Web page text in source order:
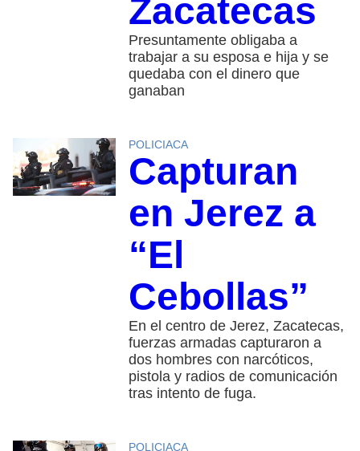
Zacatecas
Presuntamente obligaba a
trabajar a su esposa e hija y se
quedaba con el dinero que
ganaban
POLICIACA
Capturan
en Jerez a
“El
Cebollas”
En el centro de Jerez, Zacatecas,
fuerzas armadas capturaron a
dos hombres con narcóticos,
pistola y radios de comunicación
tras intento de fuga.
POLICIACA